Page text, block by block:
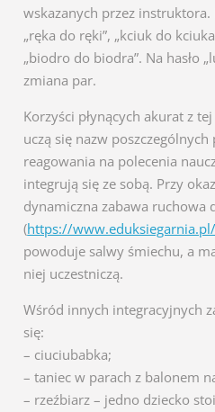
wskazanych przez instruktora.
„ręka do ręki”, „kciuk do
„biodro do biodra”. Na hasło
zmiana par.
Korzyści płynących akurat z
uczą się nazw poszczególnych
reagowania na polecenia
integrują się ze sobą. Przy
dynamiczna zabawa ruchowa
(https://
powoduje salwy śmiechu, a
niej uczestniczą.
Wśród innych integracyjnych
się:
– ciuciubabka;
– taniec w parach z balonem
– rzeźbiarz – jedno dziecko